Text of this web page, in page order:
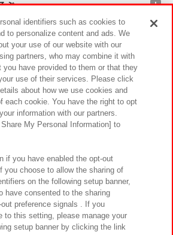
ぶ
ーン
サステナビリティ サイトポリシー
ウェブアクセシビリティ方針と検証結果
ともに
対応方針 よくあるご質問・お問い合わせ
identifiers such as cookies to
to personalize content and ads. We
your use of our website with our
partners, who may combine it with
you have provided to them or that they
use of their services. Please click
about how we use cookies and
each cookie. You have the right to opt
information with our partners.
My Personal Information] to
if you have enabled the opt-out
you choose to allow the sharing of
on the following setup banner,
have consented to the sharing
preference signals . If you
to this setting, please manage your
setup banner by clicking the link